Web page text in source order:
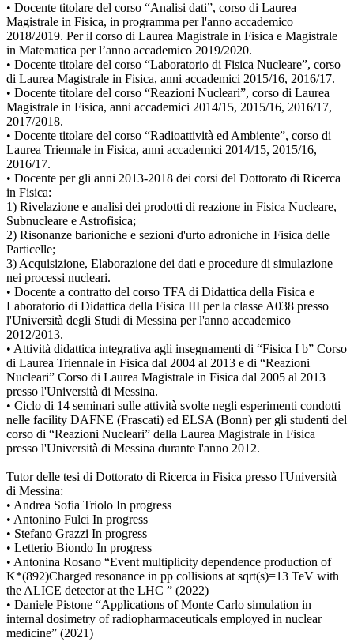
• Docente titolare del corso “Analisi dati”, corso di Laurea
Magistrale in Fisica, in programma per l'anno accademico
2018/2019. Per il corso di Laurea Magistrale in Fisica e Magistrale
in Matematica per l’anno accademico 2019/2020.
• Docente titolare del corso “Laboratorio di Fisica Nucleare”, corso
di Laurea Magistrale in Fisica, anni accademici 2015/16, 2016/17.
• Docente titolare del corso “Reazioni Nucleari”, corso di Laurea
Magistrale in Fisica, anni accademici 2014/15, 2015/16, 2016/17,
2017/2018.
• Docente titolare del corso “Radioattività ed Ambiente”, corso di
Laurea Triennale in Fisica, anni accademici 2014/15, 2015/16,
2016/17.
• Docente per gli anni 2013-2018 dei corsi del Dottorato di Ricerca
in Fisica:
1) Rivelazione e analisi dei prodotti di reazione in Fisica Nucleare,
Subnucleare e Astrofisica;
2) Risonanze barioniche e sezioni d'urto adroniche in Fisica delle
Particelle;
3) Acquisizione, Elaborazione dei dati e procedure di simulazione
nei processi nucleari.
• Docente a contratto del corso TFA di Didattica della Fisica e
Laboratorio di Didattica della Fisica III per la classe A038 presso
l'Università degli Studi di Messina per l'anno accademico
2012/2013.
• Attività didattica integrativa agli insegnamenti di “Fisica I b” Corso
di Laurea Triennale in Fisica dal 2004 al 2013 e di “Reazioni
Nucleari” Corso di Laurea Magistrale in Fisica dal 2005 al 2013
presso l'Università di Messina.
• Ciclo di 14 seminari sulle attività svolte negli esperimenti condotti
nelle facility DAFNE (Frascati) ed ELSA (Bonn) per gli studenti del
corso di “Reazioni Nucleari” della Laurea Magistrale in Fisica
presso l'Università di Messina durante l'anno 2012.
Tutor delle tesi di Dottorato di Ricerca in Fisica presso l'Università
di Messina:
• Andrea Sofia Triolo In progress
• Antonino Fulci In progress
• Stefano Grazzi In progress
• Letterio Biondo In progress
• Antonina Rosano “Event multiplicity dependence production of
K*(892)Charged resonance in pp collisions at sqrt(s)=13 TeV with
the ALICE detector at the LHC ” (2022)
• Daniele Pistone “Applications of Monte Carlo simulation in
internal dosimetry of radiopharmaceuticals employed in nuclear
medicine” (2021)